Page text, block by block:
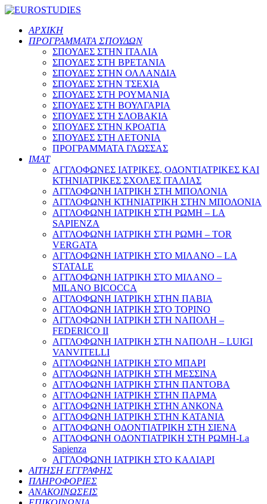
ΑΡΧΙΚΗ
ΠΡΟΓΡΑΜΜΑΤΑ ΣΠΟΥΔΩΝ
ΣΠΟΥΔΕΣ ΣΤΗΝ ΙΤΑΛΙΑ
ΣΠΟΥΔΕΣ ΣΤΗ ΒΡΕΤΑΝΙΑ
ΣΠΟΥΔΕΣ ΣΤΗΝ ΟΛΛΑΝΔΙΑ
ΣΠΟΥΔΕΣ ΣΤΗΝ ΤΣΕΧΙΑ
ΣΠΟΥΔΕΣ ΣΤΗ ΡΟΥΜΑΝΙΑ
ΣΠΟΥΔΕΣ ΣΤΗ ΒΟΥΛΓΑΡΙΑ
ΣΠΟΥΔΕΣ ΣΤΗ ΣΛΟΒΑΚΙΑ
ΣΠΟΥΔΕΣ ΣΤΗΝ ΚΡΟΑΤΙΑ
ΣΠΟΥΔΕΣ ΣΤΗ ΛΕΤΟΝΙΑ
ΠΡΟΓΡΑΜΜΑΤΑ ΓΛΩΣΣΑΣ
ΙΜΑΤ
ΑΓΓΛΟΦΩΝΕΣ ΙΑΤΡΙΚΕΣ, ΟΔΟΝΤΙΑΤΡΙΚΕΣ ΚΑΙ
ΚΤΗΝΙΑΤΡΙΚΕΣ ΣΧΟΛΕΣ ΙΤΑΛΙΑΣ
ΑΓΓΛΟΦΩΝΗ ΙΑΤΡΙΚΗ ΣΤΗ ΜΠΟΛΟΝΙΑ
ΑΓΓΛΟΦΩΝΗ ΚΤΗΝΙΑΤΡΙΚΗ ΣΤΗΝ ΜΠΟΛΟΝΙΑ
ΑΓΓΛΟΦΩΝΗ ΙΑΤΡΙΚΗ ΣΤΗ ΡΩΜΗ – LA
SAPIENZA
ΑΓΓΛΟΦΩΝΗ ΙΑΤΡΙΚΗ ΣΤΗ ΡΩΜΗ – TOR
VERGATA
ΑΓΓΛΟΦΩΝΗ ΙΑΤΡΙΚΗ ΣΤΟ ΜΙΛΑΝΟ – LA
STATALE
ΑΓΓΛΟΦΩΝΗ ΙΑΤΡΙΚΗ ΣΤΟ ΜΙΛΑΝΟ –
MILANO BICOCCA
ΑΓΓΛΟΦΩΝΗ ΙΑΤΡΙΚΗ ΣΤΗΝ ΠΑΒΙΑ
ΑΓΓΛΟΦΩΝΗ ΙΑΤΡΙΚΗ ΣΤΟ ΤΟΡΙΝΟ
ΑΓΓΛΟΦΩΝΗ ΙΑΤΡΙΚΗ ΣΤΗ ΝΑΠΟΛΗ –
FEDERICO II
ΑΓΓΛΟΦΩΝΗ ΙΑΤΡΙΚΗ ΣΤΗ ΝΑΠΟΛΗ – LUIGI
VANVITELLI
ΑΓΓΛΟΦΩΝΗ ΙΑΤΡΙΚΗ ΣΤΟ ΜΠΑΡΙ
ΑΓΓΛΟΦΩΝΗ ΙΑΤΡΙΚΗ ΣΤΗ ΜΕΣΣΙΝΑ
ΑΓΓΛΟΦΩΝΗ ΙΑΤΡΙΚΗ ΣΤΗΝ ΠΑΝΤΟΒΑ
ΑΓΓΛΟΦΩΝΗ ΙΑΤΡΙΚΗ ΣΤΗΝ ΠΑΡΜΑ
ΑΓΓΛΟΦΩΝΗ ΙΑΤΡΙΚΗ ΣΤΗΝ ΑΝΚΟΝΑ
ΑΓΓΛΟΦΩΝΗ ΙΑΤΡΙΚΗ ΣΤΗΝ ΚΑΤΑΝΙΑ
ΑΓΓΛΟΦΩΝΗ ΟΔΟΝΤΙΑΤΡΙΚΗ ΣΤΗ ΣΙΕΝΑ
ΑΓΓΛΟΦΩΝΗ ΟΔΟΝΤΙΑΤΡΙΚΗ ΣΤΗ ΡΩΜΗ-La
Sapienza
ΑΓΓΛΟΦΩΝΗ ΙΑΤΡΙΚΗ ΣΤΟ ΚΑΛΙΑΡΙ
ΑΙΤΗΣΗ ΕΓΓΡΑΦΗΣ
ΠΛΗΡΟΦΟΡΙΕΣ
ΑΝΑΚΟΙΝΩΣΕΙΣ